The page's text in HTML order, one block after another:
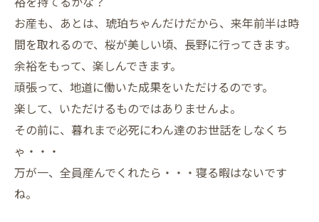
お産も、あとは、琥珀ちゃんだけだから、来年前半は時
間を取れるので、桜が美しい頃、長野に行ってきます。
余裕をもって、楽しんできます。
頑張って、地道に働いた成果をいただけるのです。
楽して、いただけるものではありませんよ。
その前に、暮れまで必死にわん達のお世話をしなくち
ゃ・・・
万が一、全員産んでくれたら・・・寝る暇はないです
ね。